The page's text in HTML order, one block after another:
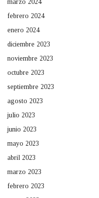
marzo 2024
febrero 2024
enero 2024
diciembre 2023
noviembre 2023
octubre 2023
septiembre 2023
agosto 2023
julio 2023
junio 2023
mayo 2023
abril 2023
marzo 2023
febrero 2023